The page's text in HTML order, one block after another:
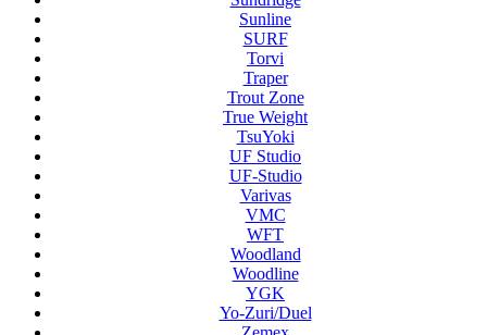
Sunline
SURF
Torvi
Traper
Trout Zone
True Weight
TsuYoki
UF Studio
UF-Studio
Varivas
VMC
WFT
Woodland
Woodline
YGK
Yo-Zuri/Duel